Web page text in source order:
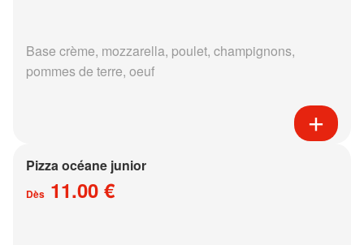
Base crème, mozzarella, poulet, champignons,
pommes de terre, oeuf
Pizza océane junior
Dès 11.00 €